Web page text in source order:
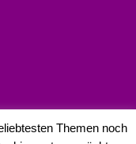
Themen noch